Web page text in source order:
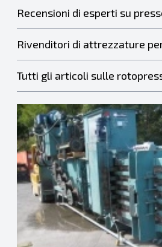
Recensioni di esperti su
Rivenditori di attrezzature
Tutti gli articoli sulle